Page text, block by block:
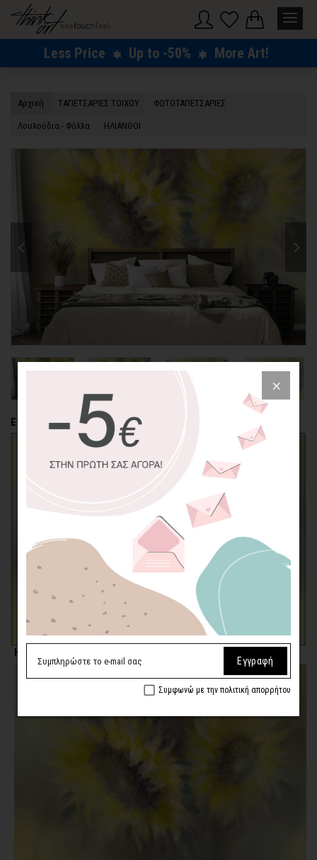
Less Price Up to -50% More Art!
Αρχική TΑΠΕΤΣΑΡΙΕΣ ΤΟΙΧΟΥ ΦΩΤΟΤΑΠΕΤΣΑΡΙΕΣ
Λουλούδια - Φύλλα ΗΛΙΑΝΘΟΙ
Επιλέξτε την περικοπή της φωτογραφίας
Η επιλογή σας
Εγγραφή
Συμφωνώ με την πολιτική απορρήτου